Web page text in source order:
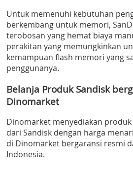
Untuk memenuhi kebutuhan
berkembang untuk memori,
terobosan yang hemat biaya
perakitan yang memungkinkan
kemampuan flash memori yang
penggunanya.
Belanja Produk Sandisk
Dinomarket
Dinomarket menyediakan
dari Sandisk dengan harga
di Dinomarket bergaransi resmi
Indonesia.